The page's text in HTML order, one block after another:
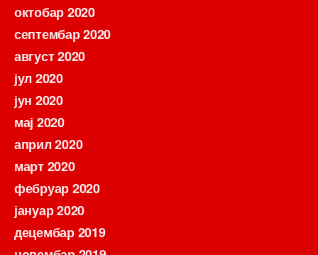
октобар 2020
септембар 2020
август 2020
јул 2020
јун 2020
мај 2020
април 2020
март 2020
фебруар 2020
јануар 2020
децембар 2019